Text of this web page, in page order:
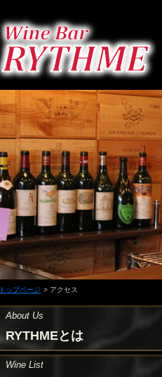
トップページ > アクセス
About Us
RYTHMEとは
Wine List